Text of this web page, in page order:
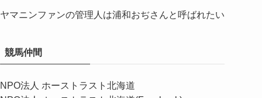
ヤマニンファンの管理人は浦和おぢさんと呼ばれたい
競馬仲間
NPO法人 ホーストラスト北海道